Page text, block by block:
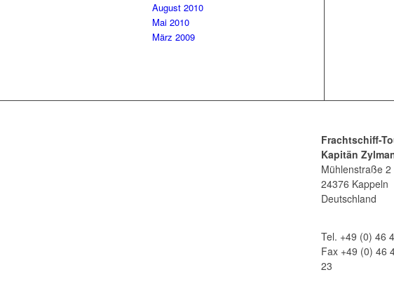
August 2010
Mai 2010
März 2009
Frachtschiff-
Kapitän
Mühlenstraße 2
24376 Kappeln
Deutschland
Tel. +49 (0) 46
Fax +49 (0) 46
23